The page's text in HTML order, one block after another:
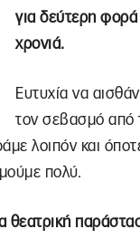
για δεύτερη φορά
χρονιά.
Ευτυχία να
τον σεβασμό από
λοιπόν και
πολύ.
θεατρική